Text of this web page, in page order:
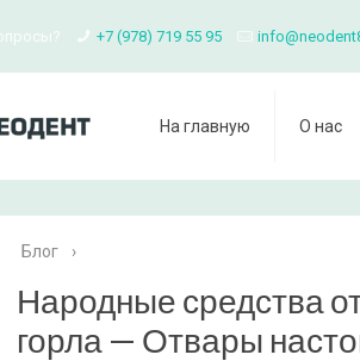
+7 (978) 719 55 95
На главную О нас
Блог ›
Народные средства
горла — Отвары